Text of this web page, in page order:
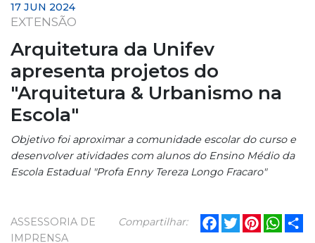
17 JUN 2024
EXTENSÃO
Arquitetura da Unifev
apresenta projetos do
"Arquitetura & Urbanismo na
Escola"
Objetivo foi aproximar a comunidade escolar do curso e
desenvolver atividades com alunos do Ensino Médio da
Escola Estadual "Profa Enny Tereza Longo Fracaro"
Compartilhar: Facebook
TwitterPinterest
ASSESSORIA DE
IMPRENSA